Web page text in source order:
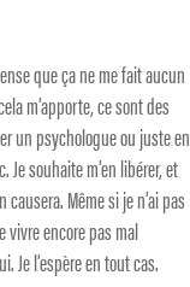
que ça ne me fait aucun
m’apporte, ce sont des
un psychologue ou juste en
souhaite m’en libérer, et
Même si je n’ai pas
vivre encore pas mal
Je l’espère en tout cas.